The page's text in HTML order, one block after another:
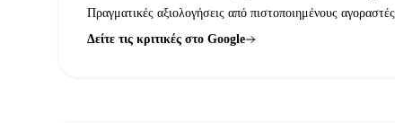
Πραγματικές αξιολογήσεις από πιστοποιημένους αγοραστές
Δείτε τις κριτικές στο Google